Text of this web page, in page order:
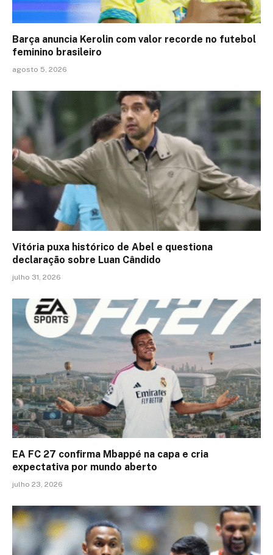
Barça anuncia Kerolin com valor recorde no futebol
feminino brasileiro
agosto 5, 2026
Vitória puxa histórico de Abel e questiona
declaração sobre Luan Cândido
julho 31, 2026
EA FC 27 confirma Mbappé na capa e cria
expectativa por mundo aberto
julho 23, 2026